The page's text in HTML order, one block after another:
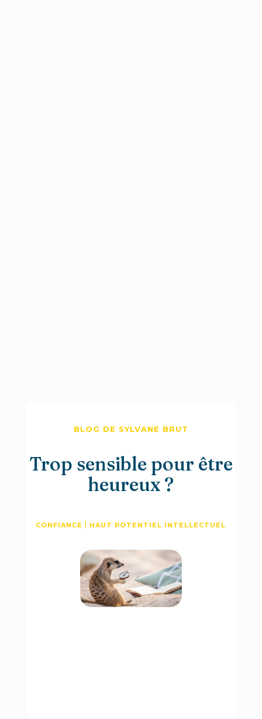
BLOG DE SYLVANE BRUT
Trop sensible pour être
heureux ?
CONFIANCE HAUT POTENTIEL INTELLECTUEL